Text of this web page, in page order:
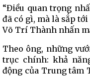
“Điều quan trọng
đã có gì, mà là sắp
Võ Trí Thành nhấn
Theo ông, những
trục chính: khả
động của Trung tâm